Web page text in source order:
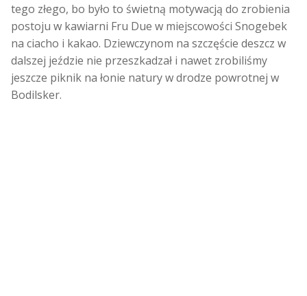
tego złego, bo było to świetną motywacją do zrobienia
postoju w kawiarni Fru Due w miejscowości Snogebek
na ciacho i kakao. Dziewczynom na szczęście deszcz w
dalszej jeździe nie przeszkadzał i nawet zrobiliśmy
jeszcze piknik na łonie natury w drodze powrotnej w
Bodilsker.